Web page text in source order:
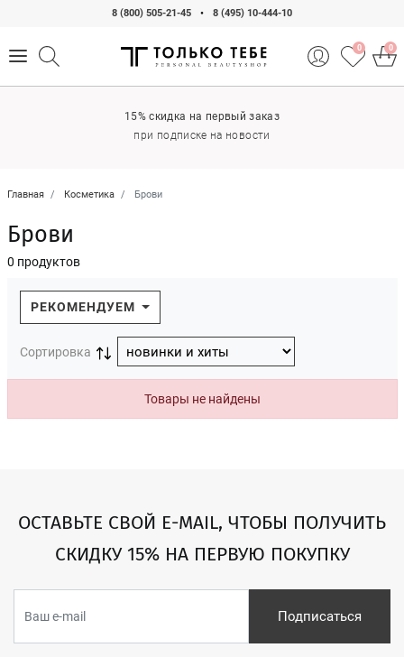
8 (800) 505-21-45 • 8 (495) 10-444-10
0 0
15% скидка на первый заказ
при подписке на новости
Главная Косметика Брови
Брови
0 продуктов
РЕКОМЕНДУЕМ
Сортировка
Товары не найдены
ОСТАВЬТЕ СВОЙ E-MAIL, ЧТОБЫ ПОЛУЧИТЬ
СКИДКУ 15% НА ПЕРВУЮ ПОКУПКУ
Подписаться